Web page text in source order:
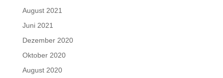
August 2021
Juni 2021
Dezember 2020
Oktober 2020
August 2020